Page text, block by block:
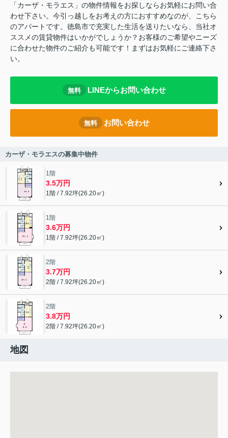
「カーザ・モラエス」の物件情報をお探しならお気軽にお問い合
わせ下さい。今引っ越しをお考えの方におすすめなのが、こちら
のアパートです。徳島市で充実した生活を送りたいなら、当社オ
ススメの賃貸物件はいかがでしょうか？お客様のご希望やニーズ
に合わせた物件のご紹介も可能です！まずはお気軽にご連絡下さ
い。
無料 LINEからお問い合わせ
無料 お問い合わせ
カーザ・モラエスの募集中物件
1階
3.5万円
1階 / 7.92坪(26.20㎡)
1階
3.6万円
1階 / 7.92坪(26.20㎡)
2階
3.7万円
2階 / 7.92坪(26.20㎡)
2階
3.8万円
2階 / 7.92坪(26.20㎡)
地図